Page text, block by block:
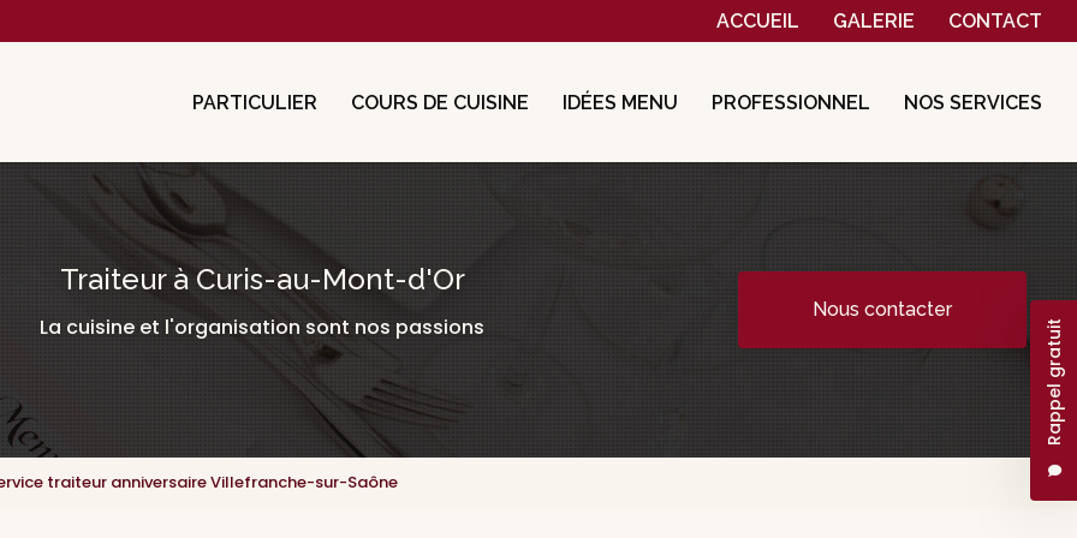
Navigation secondaire
ACCUEIL GALERIE CONTACT
Rappel gratuit
PARTICULIER COURS DE CUISINE IDÉES MENU PROFESSIONNEL NOS SERVICES
Traiteur à Curis-au-Mont-d'Or
La cuisine et l'organisation sont nos passions
Nous contacter
traiteur anniversaire Villefranche-sur-Saône